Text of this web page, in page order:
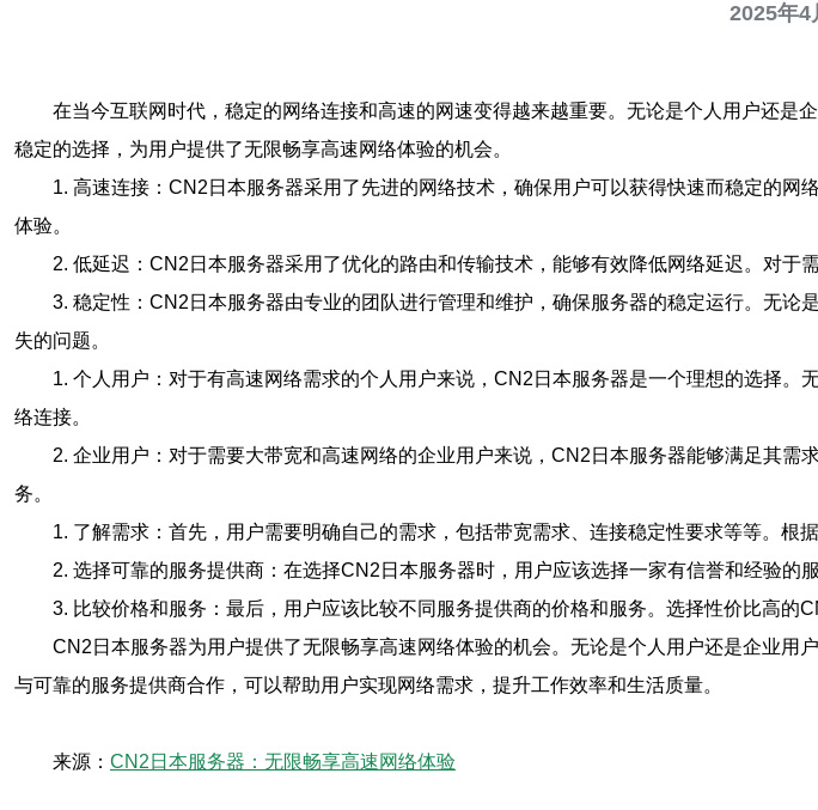
2025年4
在当今互联网时代，稳定的网络连接和高速的网速变得越来越重要。无论是个人用户还是
稳定的选择，为用户提供了无限畅享高速网络体验的机会。
1. 高速连接：CN2日本服务器采用了先进的网络技术，确保用户可以获得快速而稳定的
体验。
2. 低延迟：CN2日本服务器采用了优化的路由和传输技术，能够有效降低网络延迟。对于
3. 稳定性：CN2日本服务器由专业的团队进行管理和维护，确保服务器的稳定运行。无
失的问题。
1. 个人用户：对于有高速网络需求的个人用户来说，CN2日本服务器是一个理想的选择
络连接。
2. 企业用户：对于需要大带宽和高速网络的企业用户来说，CN2日本服务器能够满足其
务。
1. 了解需求：首先，用户需要明确自己的需求，包括带宽需求、连接稳定性要求等等。根
2. 选择可靠的服务提供商：在选择CN2日本服务器时，用户应该选择一家有信誉和经验的
3. 比较价格和服务：最后，用户应该比较不同服务提供商的价格和服务。选择性价比高的
CN2日本服务器为用户提供了无限畅享高速网络体验的机会。无论是个人用户还是企业
与可靠的服务提供商合作，可以帮助用户实现网络需求，提升工作效率和生活质量。
来源： CN2日本服务器：无限畅享高速网络体验